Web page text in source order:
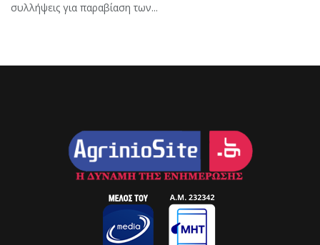
συλλήψεις για παραβίαση των...